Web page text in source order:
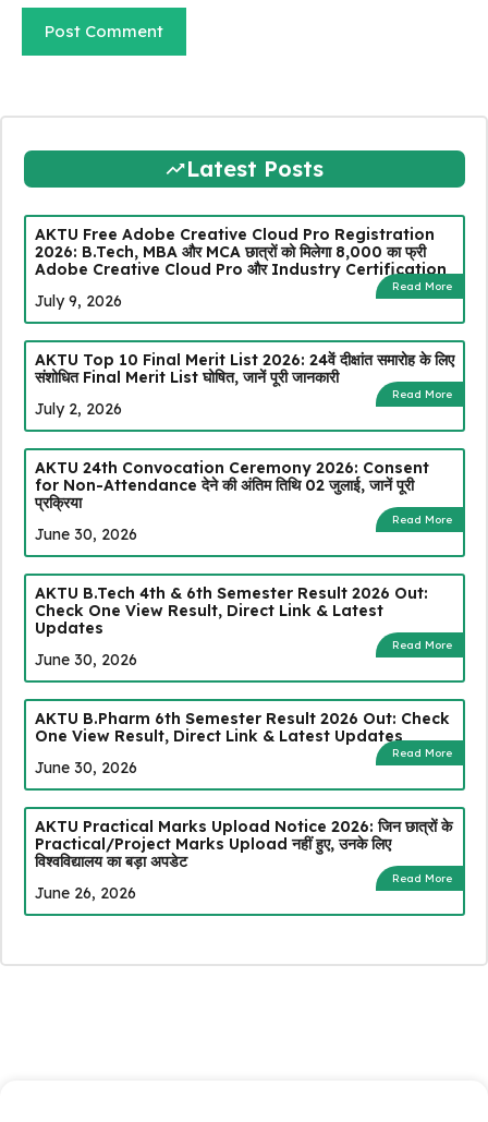
Latest Posts
AKTU Free Adobe Creative Cloud Pro Registration
2026: B.Tech, MBA और MCA छात्रों को मिलेगा ₹8,000 का फ्री
Adobe Creative Cloud Pro और Industry Certification
Read More
July 9, 2026
AKTU Top 10 Final Merit List 2026: 24वें दीक्षांत समारोह के लिए
संशोधित Final Merit List घोषित, जानें पूरी जानकारी
Read More
July 2, 2026
AKTU 24th Convocation Ceremony 2026: Consent
for Non-Attendance देने की अंतिम तिथि 02 जुलाई, जानें पूरी
प्रक्रिया
Read More
June 30, 2026
AKTU B.Tech 4th & 6th Semester Result 2026 Out:
Check One View Result, Direct Link & Latest
Updates
Read More
June 30, 2026
AKTU B.Pharm 6th Semester Result 2026 Out: Check
One View Result, Direct Link & Latest Updates
Read More
June 30, 2026
AKTU Practical Marks Upload Notice 2026: जिन छात्रों के
Practical/Project Marks Upload नहीं हुए, उनके लिए
विश्वविद्यालय का बड़ा अपडेट
Read More
June 26, 2026